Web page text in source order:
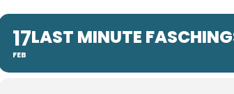
17
FEB
LAST MINUTE